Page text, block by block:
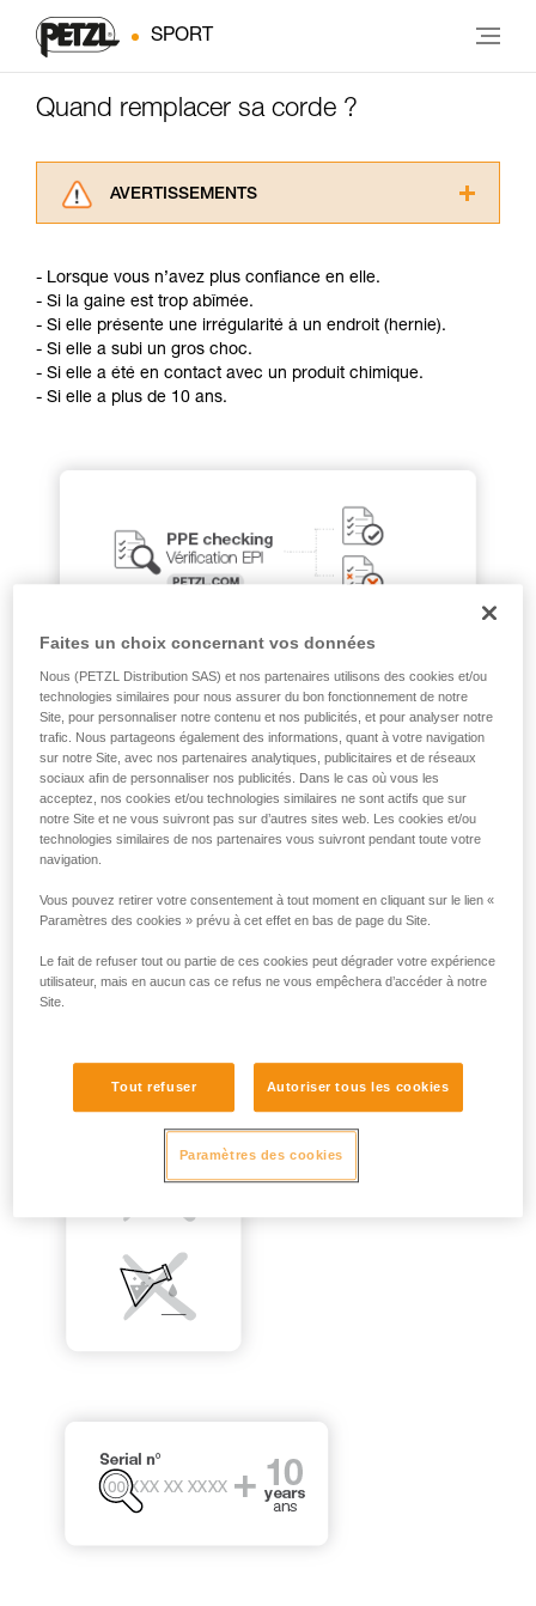
SPORT
Quand remplacer sa corde ?
AVERTISSEMENTS
consulter. Vous devez avoir compris les
informations de la notice technique pour
pouvoir comprendre ce complément
d’informations.
Maîtriser ces techniques nécessite une
formation et un entraînement spécifique. Validez
liées à votre activité. Il peut en exister d’autres
que nous ne décrivons pas ici.
- Lorsque vous n’avez plus confiance en elle.
- Si la gaine est trop abîmée.
- Si elle présente une irrégularité à un endroit (hernie).
- Si elle a subi un gros choc.
- Si elle a été en contact avec un produit chimique.
- Si elle a plus de 10 ans.
Faites un choix concernant vos données
Nous (PETZL Distribution SAS) et nos partenaires utilisons des cookies et/ou
technologies similaires pour nous assurer du bon fonctionnement de notre
Site, pour personnaliser notre contenu et nos publicités, et pour analyser notre
trafic. Nous partageons également des informations, quant à votre navigation
sur notre Site, avec nos partenaires analytiques, publicitaires et de réseaux
sociaux afin de personnaliser nos publicités. Dans le cas où vous les
acceptez, nos cookies et/ou technologies similaires ne sont actifs que sur
notre Site et ne vous suivront pas sur d’autres sites web. Les cookies et/ou
technologies similaires de nos partenaires vous suivront pendant toute votre
navigation.
Vous pouvez retirer votre consentement à tout moment en cliquant sur le lien «
Paramètres des cookies » prévu à cet effet en bas de page du Site.
Le fait de refuser tout ou partie de ces cookies peut dégrader votre expérience
utilisateur, mais en aucun cas ce refus ne vous empêchera d’accéder à notre
Site.
Tout refuser Autoriser tous les cookies
Paramètres des cookies